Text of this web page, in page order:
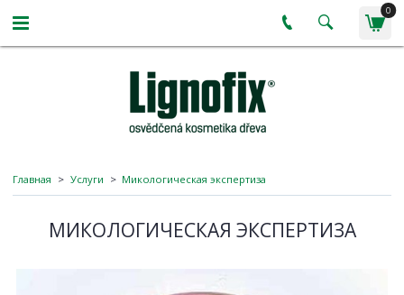
0
Главная Услуги Микологическая экспертиза
МИКОЛОГИЧЕСКАЯ ЭКСПЕРТИЗА